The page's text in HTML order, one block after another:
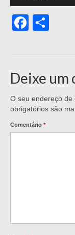
Deixe um
O seu endereço de
obrigatórios são
Comentário *